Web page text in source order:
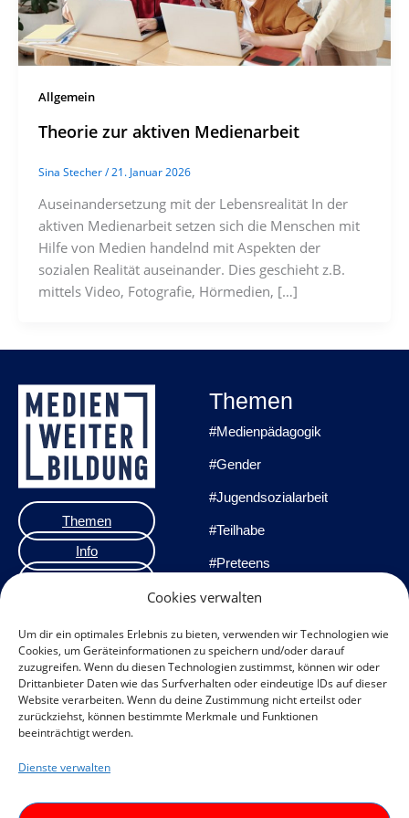
Cookies verwalten
Um dir ein optimales Erlebnis zu bieten, verwenden wir Technologien wie
Cookies, um Geräteinformationen zu speichern und/oder darauf
zuzugreifen. Wenn du diesen Technologien zustimmst, können wir oder
Drittanbieter Daten wie das Surfverhalten oder eindeutige IDs auf dieser
Website verarbeiten. Wenn du deine Zustimmung nicht erteilst oder
zurückziehst, können bestimmte Merkmale und Funktionen
beeinträchtigt werden.
Dienste verwalten
Allgemein
Theorie zur aktiven Medienarbeit
Sina Stecher/21. Januar 2026
Auseinandersetzung mit der Lebensrealität In der
aktiven Medienarbeit setzen sich die Menschen mit
Hilfe von Medien handelnd mit Aspekten der
sozialen Realität auseinander. Dies geschieht z.B.
mittels Video, Fotografie, Hörmedien, […]
Themen
Info
Impressum
Datenschutzerklärung
Datenschutz
Themen
#Medienpädagogik
#Gender
#Jugendsozialarbeit
#Teilhabe
#Preteens
#Praxisprojekte
#Methoden